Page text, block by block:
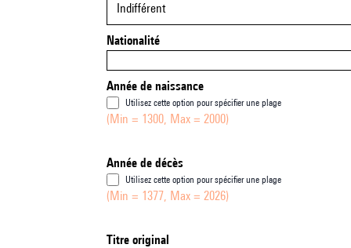
Indifférent
Nationalité
Année de naissance
Utilisez cette option pour spécifier une plage
(Min = 1300, Max = 2000)
Année de décès
Utilisez cette option pour spécifier une plage
(Min = 1377, Max = 2026)
Titre original